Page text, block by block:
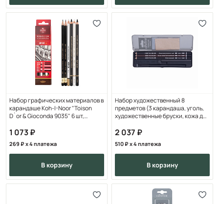
Набор графических материалов в
карандаше Koh-I-Noor "Toison
D`or & Gioconda 9035" 6 шт,
1 073
269 x 4 платежа
в корзину
Набор художественный 8
предметов (3 карандаша, уголь,
художественные бруски, кожа для
2 037
510 x 4 платежа
в корзину